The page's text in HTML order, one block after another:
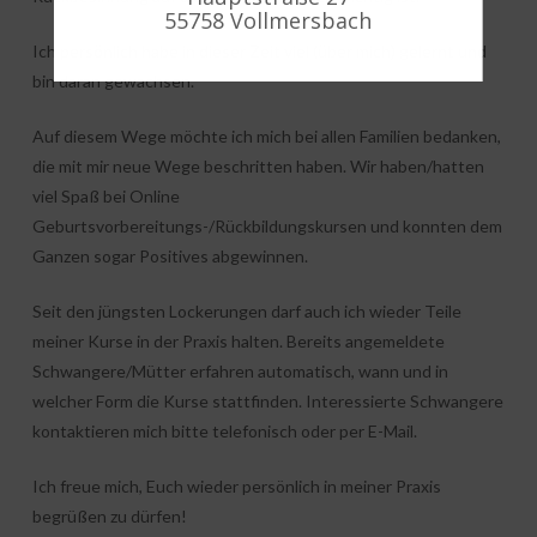
Ich persönlich habe in dieser Zeit viel (über mich) gelernt und
bin daran gewachsen.
Auf diesem Wege möchte ich mich bei allen Familien bedanken,
die mit mir neue Wege beschritten haben. Wir haben/hatten
viel Spaß bei Online
Geburtsvorbereitungs-/Rückbildungskursen und konnten dem
Ganzen sogar Positives abgewinnen.
Seit den jüngsten Lockerungen darf auch ich wieder Teile
meiner Kurse in der Praxis halten. Bereits angemeldete
Schwangere/Mütter erfahren automatisch, wann und in
welcher Form die Kurse stattfinden. Interessierte Schwangere
kontaktieren mich bitte telefonisch oder per E-Mail.
Ich freue mich, Euch wieder persönlich in meiner Praxis
begrüßen zu dürfen!
55758 Vollmersbach